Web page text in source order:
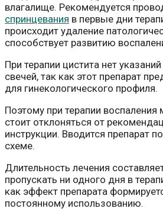
влагалище. Рекомендуется
спринцевания в первые дни
происходит удаление
способствует развитию
При терапии цистита нет
свечей, так как этот препарат
для гинекологического профиля.
Поэтому при терапии
стоит отклоняться от
инструкции. Вводится препарат
схеме.
Длительность лечения
пропускать ни одного дня в
как эффект препарата
постоянному использованию.